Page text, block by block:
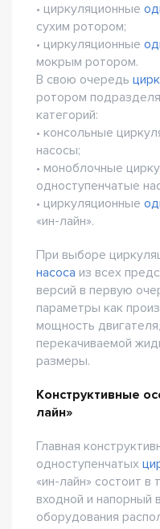
• циркуляционные
сухим ротором;
• циркуляционные
мокрым ротором.
В свою очередь
ротором
категорий:
• консольные
насосы;
• моноблочные
одноступенчатые
• циркуляционные
«ин-лайн».
При выборе
насоса из всех
версий в первую
параметры как
мощность
перекачиваемой
размеры.
Конструктивные
лайн»
Главная
одноступенчатых
«ин-лайн» состоит
входной и напорный
оборудования